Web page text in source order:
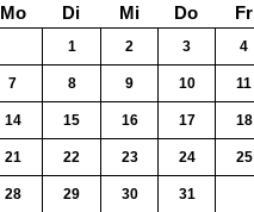
Mo Di Mi Do Fr
1 2 3 4
7 8 9 10 11
14 15 16 17 18
21 22 23 24 25
28 29 30 31